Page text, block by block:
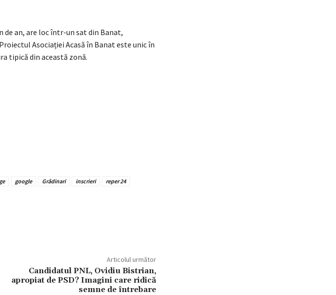
de an, are loc într-un sat din Banat,
Asociației Acasă în Banat este unic în
tipică din această zonă.
google Grădinari inscrieri
reper 24
Articolul următor
Candidatul PNL, Ovidiu Bistrian,
apropiat de PSD? Imagini care ridică
semne de întrebare